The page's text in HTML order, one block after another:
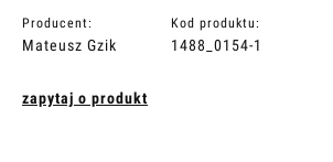
Producent:
Mateusz Gzik
Kod produktu:
1488_0154-1
zapytaj o produkt